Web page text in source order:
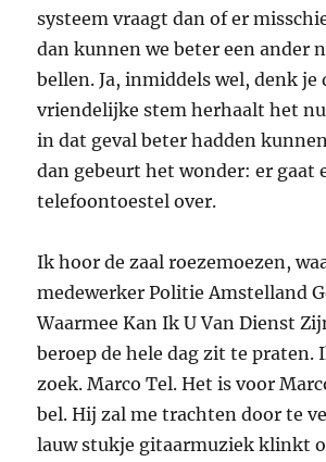
systeem vraagt dan of er
dan kunnen we beter een ander
bellen. Ja, inmiddels wel, denk je
vriendelijke stem herhaalt het
in dat geval beter hadden
dan gebeurt het wonder: er gaat
telefoontoestel over.
Ik hoor de zaal roezemoezen,
medewerker Politie Amstelland
Waarmee Kan Ik U Van Dienst
beroep de hele dag zit te praten.
zoek. Marco Tel. Het is voor
bel. Hij zal me trachten door te
lauw stukje gitaarmuziek klinkt